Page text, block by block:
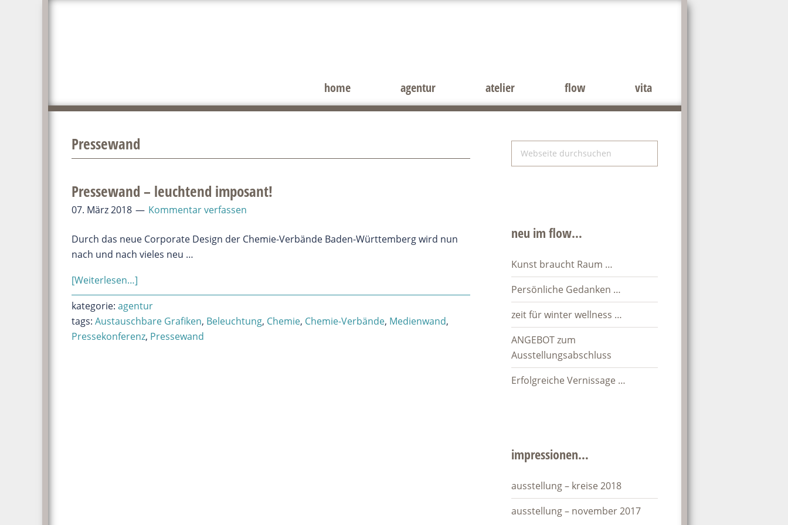
home agentur atelier flow vita
Pressewand
Pressewand – leuchtend imposant!
07. März 2018 Kommentar verfassen
Durch das neue Corporate Design der Chemie-Verbände Baden-Württemberg wird nun
nach und nach vieles neu …
[Weiterlesen…]
–
leuchtend
imposant!
kategorie: agentur
tags: Austauschbare Grafiken, Beleuchtung, Chemie, Chemie-Verbände, Medienwand,
Pressekonferenz, Pressewand
Seitenspalte
Webseite
durchsuchen
neu im flow…
Kunst braucht Raum …
Persönliche Gedanken …
zeit für winter wellness …
ANGEBOT zum
Ausstellungsabschluss
Erfolgreiche Vernissage …
impressionen…
ausstellung – kreise 2018
ausstellung – november 2017